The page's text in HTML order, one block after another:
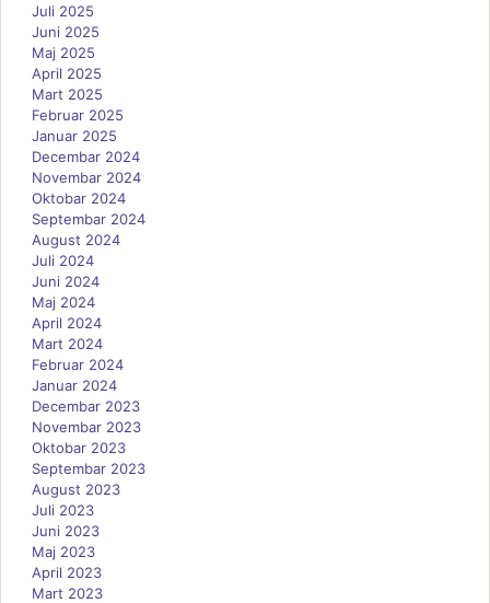
Juli 2025
Juni 2025
Maj 2025
April 2025
Mart 2025
Februar 2025
Januar 2025
Decembar 2024
Novembar 2024
Oktobar 2024
Septembar 2024
August 2024
Juli 2024
Juni 2024
Maj 2024
April 2024
Mart 2024
Februar 2024
Januar 2024
Decembar 2023
Novembar 2023
Oktobar 2023
Septembar 2023
August 2023
Juli 2023
Juni 2023
Maj 2023
April 2023
Mart 2023